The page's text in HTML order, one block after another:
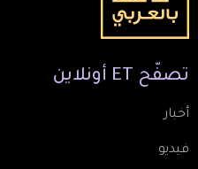
تصفّح ET أونلاين
أخبار
فيديو